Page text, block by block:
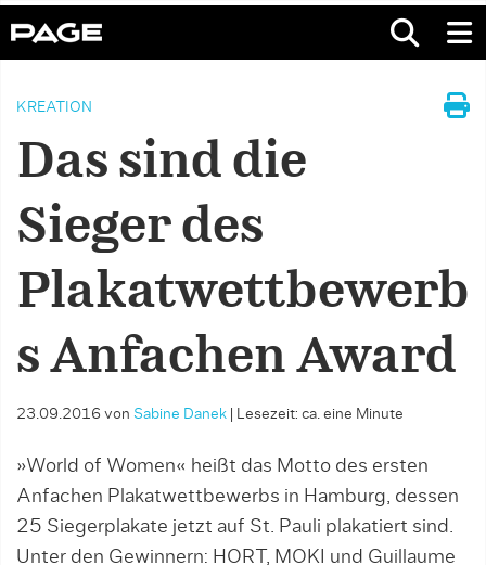
KREATION
Das sind die
Sieger des
Plakatwettbewerb
s Anfachen Award
23.09.2016 von Sabine Danek Lesezeit: ca. eine Minute
»World of Women« heißt das Motto des ersten
Anfachen Plakatwettbewerbs in Hamburg, dessen
25 Siegerplakate jetzt auf St. Pauli plakatiert sind.
Unter den Gewinnern: HORT, MOKI und Guillaume